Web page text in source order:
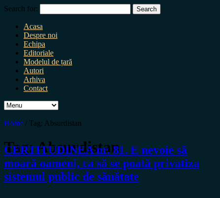
Search for:
Acasa
Despre noi
Echipa
Editoriale
Modelul de țară
Autori
Arhiva
Contact
Home / Tag: Absurdistan
Tag:Absurdistan
CERTITUDINEA nr. 81. E nevoie să
moară oameni, ca să se poată privatiza
sistemul public de sănătate